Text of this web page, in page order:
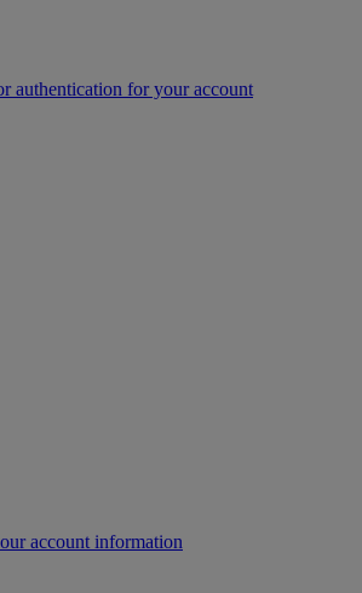
authentication for your account
account information